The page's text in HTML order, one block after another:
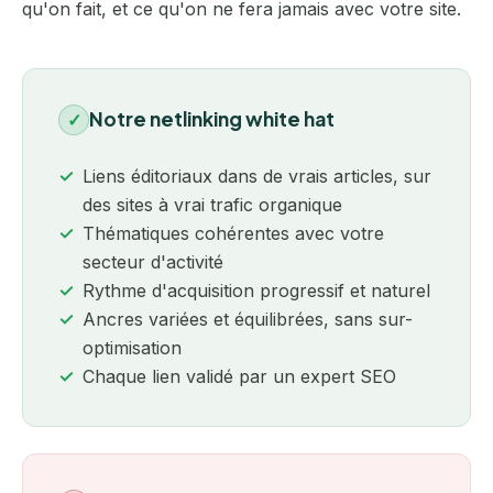
qu'on fait, et ce qu'on ne fera jamais avec votre site.
✓ Notre netlinking white hat
Liens éditoriaux dans de vrais articles, sur
des sites à vrai trafic organique
Thématiques cohérentes avec votre
secteur d'activité
Rythme d'acquisition progressif et naturel
Ancres variées et équilibrées, sans sur-
optimisation
Chaque lien validé par un expert SEO